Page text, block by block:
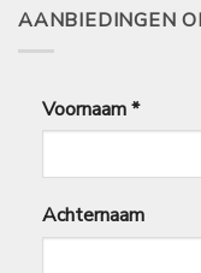
AANBIEDINGEN
Voornaam*
Achternaam